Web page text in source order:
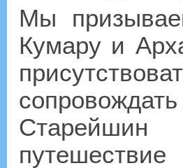
Мы
Кумару и